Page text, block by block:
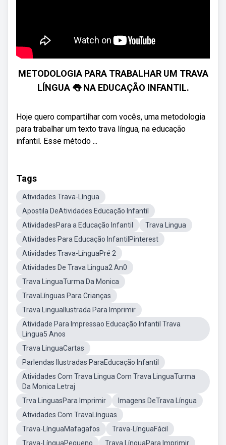
METODOLOGIA PARA TRABALHAR UM TRAVA
LÍNGUA 👅 NA EDUCAÇÃO INFANTIL.
Hoje quero compartilhar com vocês, uma metodologia
para trabalhar um texto trava língua, na educação
infantil. Esse método ...
Tags
Atividades Trava-Língua
Apostila DeAtividades Educação Infantil
AtividadesPara a Educação Infantil
Trava Lingua
Atividades Para Educação InfantilPinterest
Atividades Trava-LínguaPré 2
Atividades De Trava Lingua2 An0
Trava LinguaTurma Da Monica
TravaLínguas Para Crianças
Trava LinguaIlustrada Para Imprimir
Atividade Para Impressao Educação Infantil Trava
Lingua5 Anos
Trava LinguaCartas
Parlendas Ilustradas ParaEducação Infantil
Atividades Com Trava Lingua Com Trava LinguaTurma
Da Monica Letraj
Trva LinguasPara Imprimir
Imagens DeTrava Língua
Atividades Com TravaLínguas
Trava-LínguaMafagafos
Trava-LínguaFácil
Trava-LínguaPequeno
Trava LínguaPara Imprimir